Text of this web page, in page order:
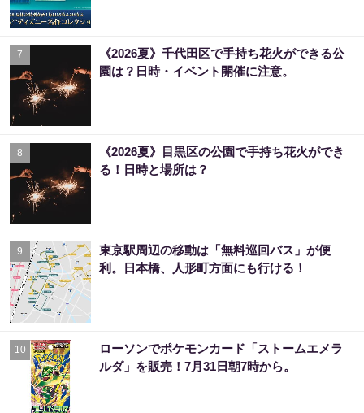
7
《2026夏》千代田区で手持ち花火ができる公
園は？日時・イベント開催に注意。
8
《2026夏》目黒区の公園で手持ち花火ができ
る！日時と場所は？
9
東京駅周辺の移動は「無料巡回バス」が便
利。日本橋、人形町方面にも行ける！
10
ローソンでポケモンカード「ストームエメラ
ルダ」を販売！7月31日朝7時から。